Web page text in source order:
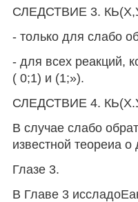
СЛЕДСТВИЕ 3.
- только для слабо
- для всех реакций,
( 0;1) и (1;»).
СЛЕДСТВИЕ 4.
В случае слабо
известной теореиа
Глазе 3.
В Главе 3